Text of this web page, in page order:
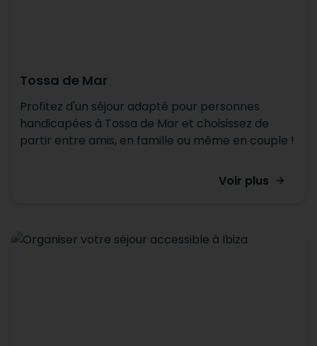
Tossa de Mar
Profitez d'un séjour adapté pour personnes
handicapées à Tossa de Mar et choisissez de
partir entre amis, en famille ou même en couple !
Voir plus